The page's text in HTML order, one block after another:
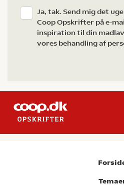
Ja, tak. Send mig det
Coop Opskrifter på e-
inspiration til din
vores behandling af